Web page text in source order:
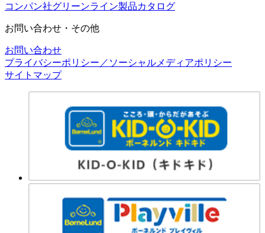
コンパン社グリーンライン製品カタログ
お問い合わせ・その他
お問い合わせ
プライバシーポリシー／ソーシャルメディアポリシー
サイトマップ